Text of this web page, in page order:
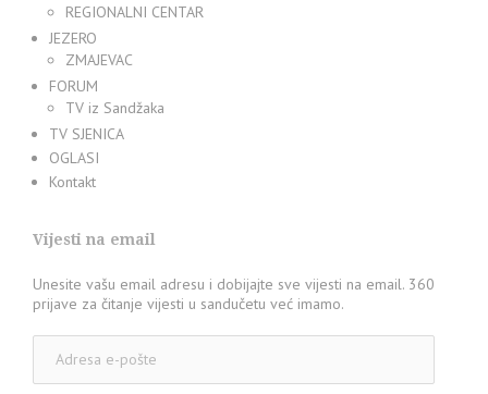
REGIONALNI CENTAR
JEZERO
ZMAJEVAC
FORUM
TV iz Sandžaka
TV SJENICA
OGLASI
Kontakt
Vijesti na email
Unesite vašu email adresu i dobijajte sve vijesti na email. 360
prijave za čitanje vijesti u sandučetu već imamo.
pošte